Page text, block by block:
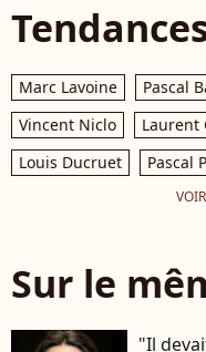
Marc Lavoine Pascal
Vincent Niclo
Laurent
Louis Ducruet
Pascal
Sur le
"Il